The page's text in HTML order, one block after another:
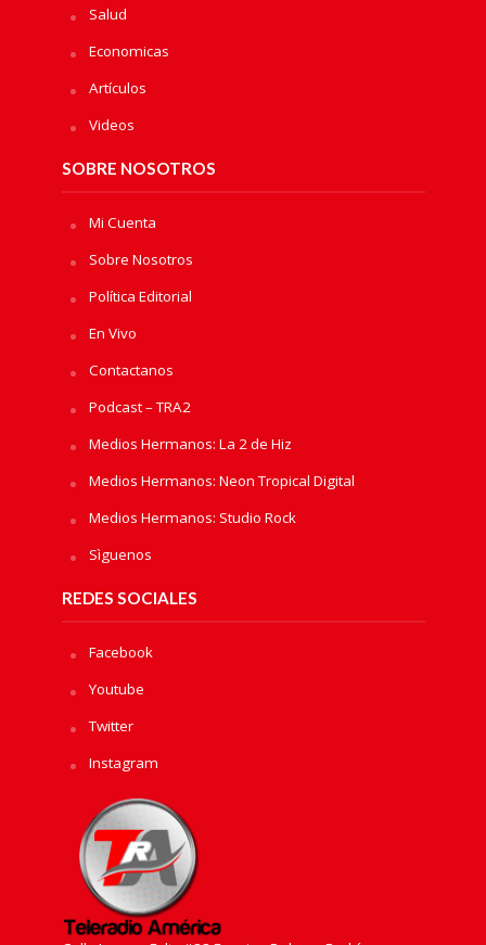
Salud
Economicas
Artículos
Videos
SOBRE NOSOTROS
Mi Cuenta
Sobre Nosotros
Política Editorial
En Vivo
Contactanos
Podcast – TRA2
Medios Hermanos: La 2 de Hiz
Medios Hermanos: Neon Tropical Digital
Medios Hermanos: Studio Rock
Sìguenos
REDES SOCIALES
Facebook
Youtube
Twitter
Instagram